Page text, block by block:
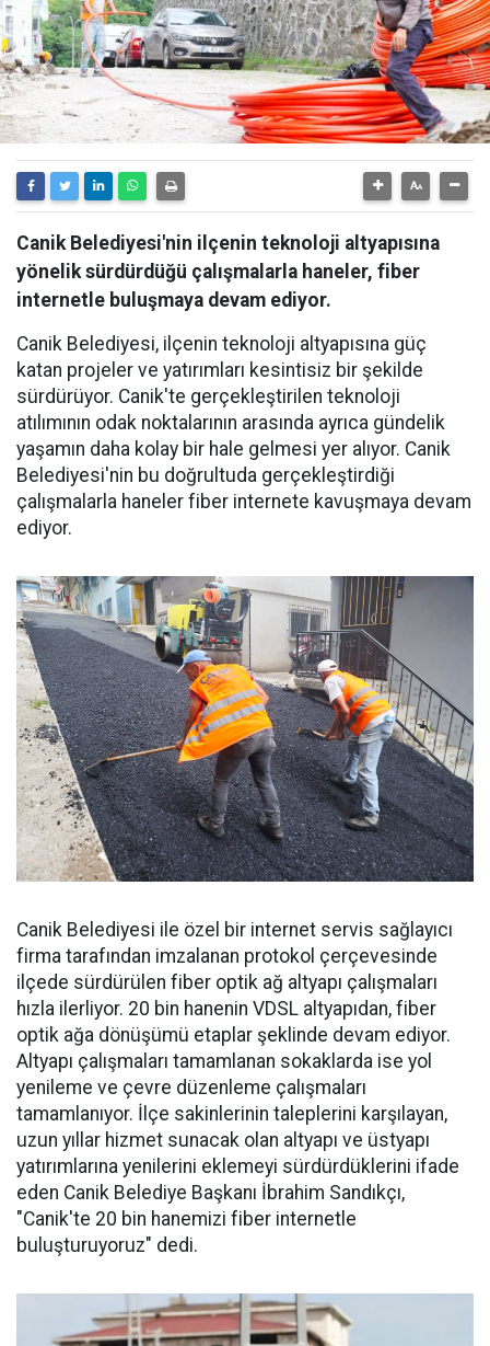
Canik Belediyesi'nin ilçenin teknoloji altyapısına
yönelik sürdürdüğü çalışmalarla haneler, fiber
internetle buluşmaya devam ediyor.
Canik Belediyesi, ilçenin teknoloji altyapısına güç
katan projeler ve yatırımları kesintisiz bir şekilde
sürdürüyor. Canik'te gerçekleştirilen teknoloji
atılımının odak noktalarının arasında ayrıca gündelik
yaşamın daha kolay bir hale gelmesi yer alıyor. Canik
Belediyesi'nin bu doğrultuda gerçekleştirdiği
çalışmalarla haneler fiber internete kavuşmaya devam
ediyor.
Canik Belediyesi ile özel bir internet servis sağlayıcı
firma tarafından imzalanan protokol çerçevesinde
ilçede sürdürülen fiber optik ağ altyapı çalışmaları
hızla ilerliyor. 20 bin hanenin VDSL altyapıdan, fiber
optik ağa dönüşümü etaplar şeklinde devam ediyor.
Altyapı çalışmaları tamamlanan sokaklarda ise yol
yenileme ve çevre düzenleme çalışmaları
tamamlanıyor. İlçe sakinlerinin taleplerini karşılayan,
uzun yıllar hizmet sunacak olan altyapı ve üstyapı
yatırımlarına yenilerini eklemeyi sürdürdüklerini ifade
eden Canik Belediye Başkanı İbrahim Sandıkçı,
"Canik'te 20 bin hanemizi fiber internetle
buluşturuyoruz" dedi.